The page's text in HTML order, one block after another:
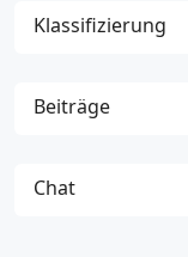
Klassifizierung
Beiträge
Chat